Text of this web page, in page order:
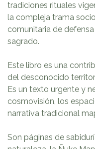
tradiciones rituales
la compleja trama
comunitaria de
sagrado.
Este libro es una
del desconocido
Es un texto urgente y
cosmovisión, los
narrativa tradicional
Son páginas de